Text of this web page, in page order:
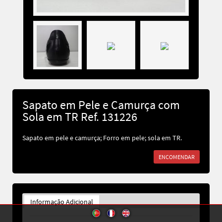
Sapato em Pele e Camurça com
Sola em TR Ref. 131226
Sapato em pele e camurça; Forro em pele; sola em TR.
ENCOMENDAR
Informação Adicional